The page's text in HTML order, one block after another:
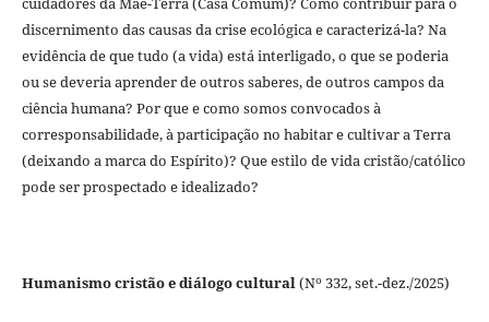
discernimento das causas da crise ecológica e caracterizá-la? Na
evidência de que tudo (a vida) está interligado, o que se poderia
ou se deveria aprender de outros saberes, de outros campos da
ciência humana? Por que e como somos convocados à
corresponsabilidade, à participação no habitar e cultivar a Terra
(deixando a marca do Espírito)? Que estilo de vida cristão/católico
pode ser prospectado e idealizado?
Humanismo cristão e diálogo cultural(No332, set.-dez./2025)